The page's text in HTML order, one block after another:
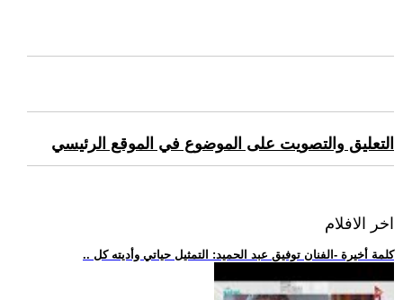
التعليق والتصويت على الموضوع في الموقع الرئيسي
اخر الافلام
.. كلمة أخيرة -الفنان توفيق عبد الحميد: التمثيل حياتي وأديته كل